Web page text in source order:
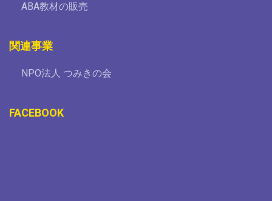
ABA教材の販売
関連事業
NPO法人 つみきの会
FACEBOOK